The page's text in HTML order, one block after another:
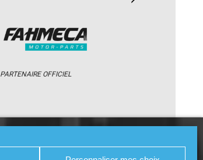
PARTENAIRE OFFICIEL
PARTENAIRES PRESSE